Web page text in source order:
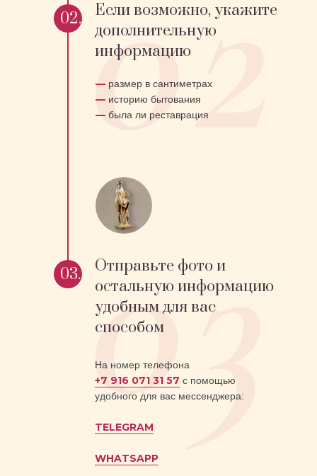
Если возможно, укажите
дополнительную
информацию
02.
— размер в сантиметрах
— историю бытования
— была ли реставрация
Отправьте фото и
остальную информацию
удобным для вас
способом
03.
На номер телефона
+7 916 071 31 57 с помощью
удобного для вас мессенджера:
TELEGRAM
WHATSAPP